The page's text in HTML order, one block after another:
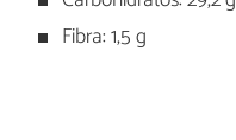
Fibra: 1,5 g